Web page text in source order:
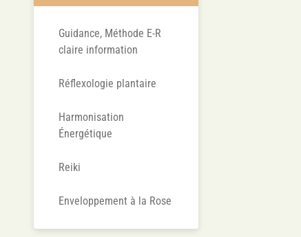
Guidance, Méthode E-R
claire information
Réflexologie plantaire
Harmonisation
Énergétique
Reiki
Enveloppement à la Rose